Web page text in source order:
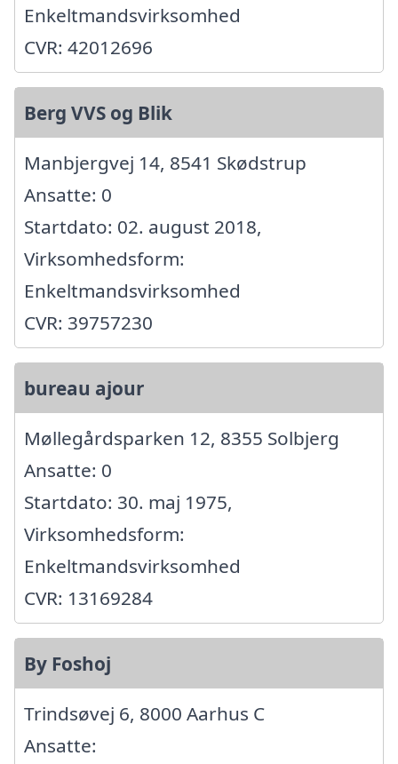
Enkeltmandsvirksomhed
CVR: 42012696
Berg VVS og Blik
Manbjergvej 14, 8541 Skødstrup
Ansatte: 0
Startdato: 02. august 2018,
Virksomhedsform:
Enkeltmandsvirksomhed
CVR: 39757230
bureau ajour
Møllegårdsparken 12, 8355 Solbjerg
Ansatte: 0
Startdato: 30. maj 1975,
Virksomhedsform:
Enkeltmandsvirksomhed
CVR: 13169284
By Foshoj
Trindsøvej 6, 8000 Aarhus C
Ansatte: